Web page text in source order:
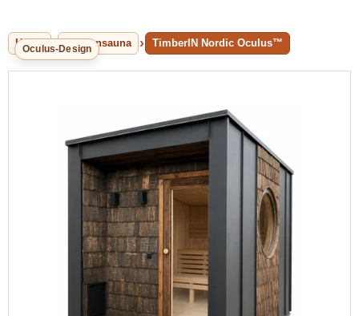
Home Aussensauna TimberIN Nordic Oculus™
Oculus-Design